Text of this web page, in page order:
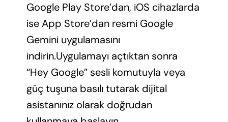
Google Play Store’dan, iOS cihazlarda
ise App Store’dan resmi Google
Gemini uygulamasını
indirin.Uygulamayı açtıktan sonra
“Hey Google” sesli komutuyla veya
güç tuşuna basılı tutarak dijital
asistanınız olarak doğrudan